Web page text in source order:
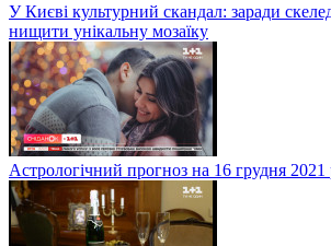
У Києві культурний скандал: заради
нищити унікальну мозаїку
Астрологічний прогноз на 16 грудня 2021